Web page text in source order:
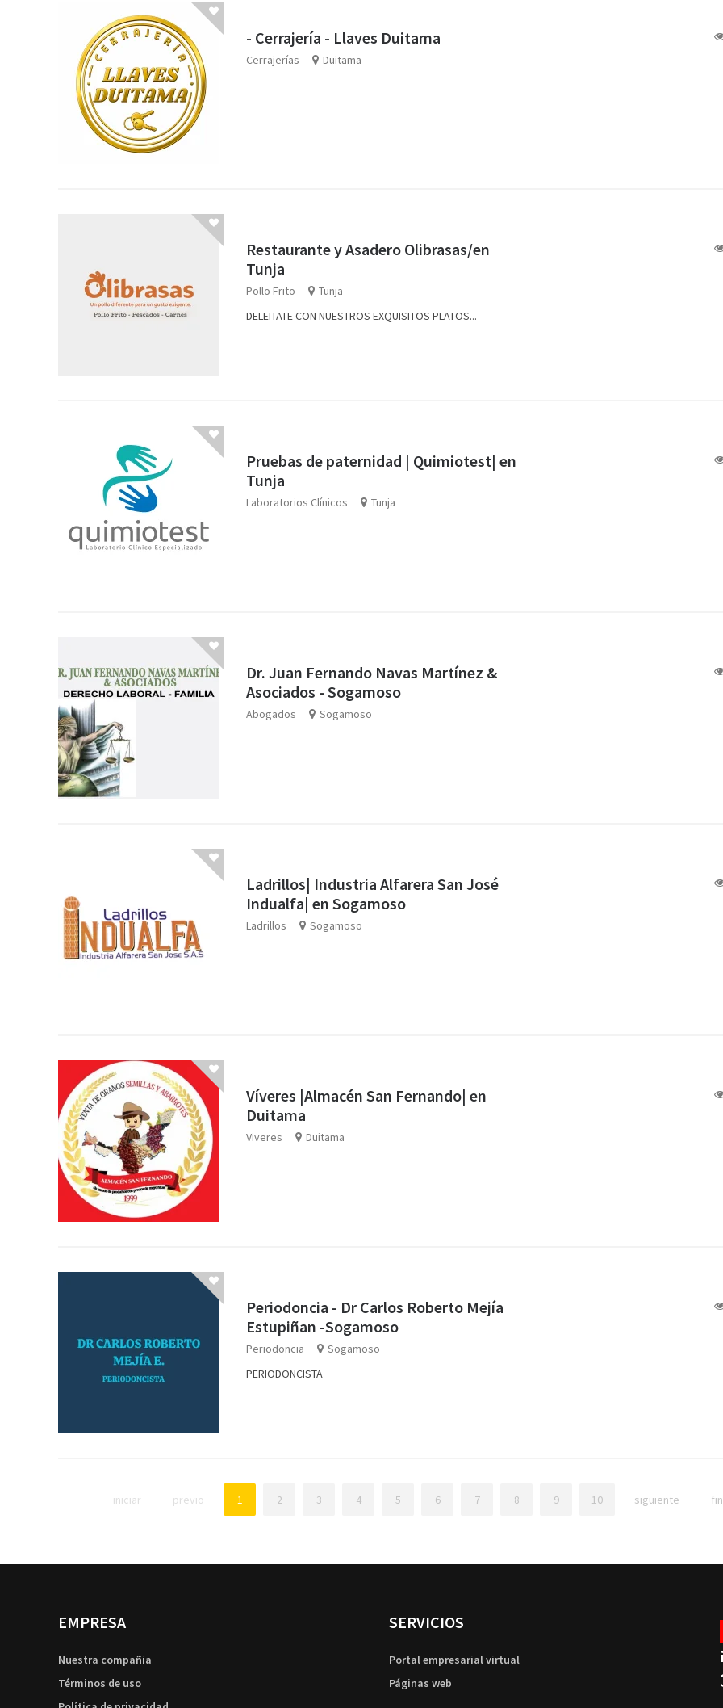
- Cerrajería - Llaves Duitama
Cerrajerías Duitama
Restaurante y Asadero Olibrasas/en
Tunja
Pollo Frito
Tunja
DELEITATE CON NUESTROS EXQUISITOS PLATOS...
Pruebas de paternidad | Quimiotest| en
Tunja
Laboratorios Clínicos Tunja
Dr. Juan Fernando Navas Martínez &
Asociados - Sogamoso
Abogados Sogamoso
Ladrillos| Industria Alfarera San José
Indualfa| en Sogamoso
Ladrillos Sogamoso
Víveres |Almacén San Fernando| en
Duitama
Viveres Duitama
Periodoncia - Dr Carlos Roberto Mejía
Estupiñan -Sogamoso
Periodoncia
Sogamoso
PERIODONCISTA
iniciar previo 1 2 3 4 5 6 7 8 9 10 siguiente fin
EMPRESA
Nuestra compañia
Términos de uso
SERVICIOS
Portal empresarial virtual
Páginas web